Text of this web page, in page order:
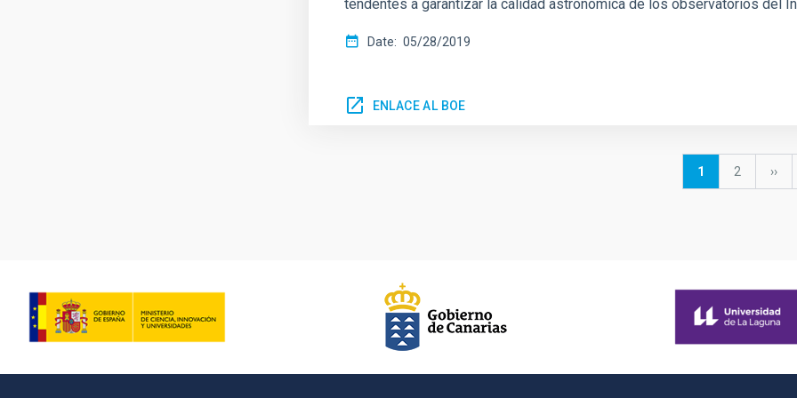
tendentes a garantizar la calidad astronómica de los observatorios del
Date 05/28/2019
ENLACE AL BOE
Current
1 Page
2
Next
››